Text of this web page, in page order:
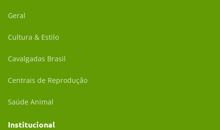
Geral
Cultura & Estilo
Cavalgadas Brasil
Centrais de Reprodução
Saúde Animal
Institucional